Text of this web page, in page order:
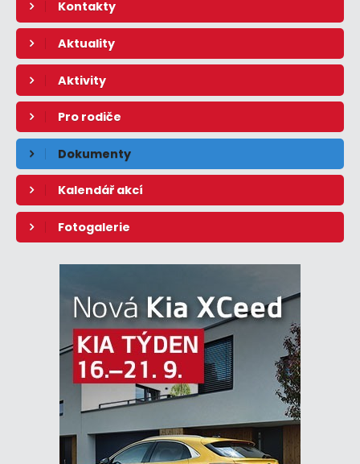
Kontakty
Aktuality
Aktivity
Pro rodiče
Dokumenty
Kalendář akcí
Fotogalerie